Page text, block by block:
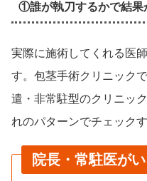
①誰が執刀するかで結果
実際に施術してくれる医
す。包茎手術クリニック
遣・非常駐型のクリニッ
れのパターンでチェック
院長・常駐医が